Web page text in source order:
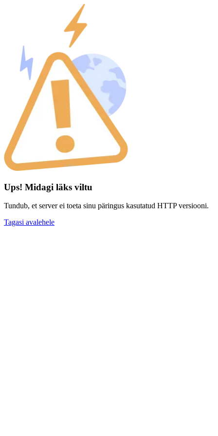
Ups! Midagi läks viltu
Tundub, et server ei toeta sinu päringus kasutatud HTTP versiooni.
Tagasi avalehele